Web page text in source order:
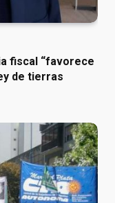
fiscal “favorece
de tierras